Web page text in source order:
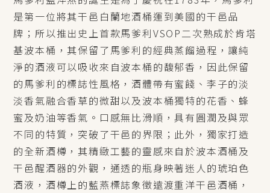
是第一位將其干邑白蘭地酒桶運到美國的干邑品
牌；所以推出史上首款馬爹利VSOP二次熟成於肯塔
基波本桶，其保留了馬爹利的經典蒸餾過程，讓純
淨的酒液可以吸收來自波本桶的馥郁香，因此保留
的馬爹利的標誌性風格，酒體帶有蜜餞、李子的淡
淡香氣融合香草的微甜以及波本桶獨特的花香、蜂
蜜及奶油等香氣。口感無比滑順，具有圓潤及與眾
不同的特質，突破了干邑的界限；此外，獨家打造
的全新酒樽，其精緻工藝的靈感來自於波本酒桶及
干邑醒酒器的外觀，通透的瓶身映著迷人的琥珀色
酒液，酒樽上的藍燕標誌象徵遠渡重洋干邑酒桶，